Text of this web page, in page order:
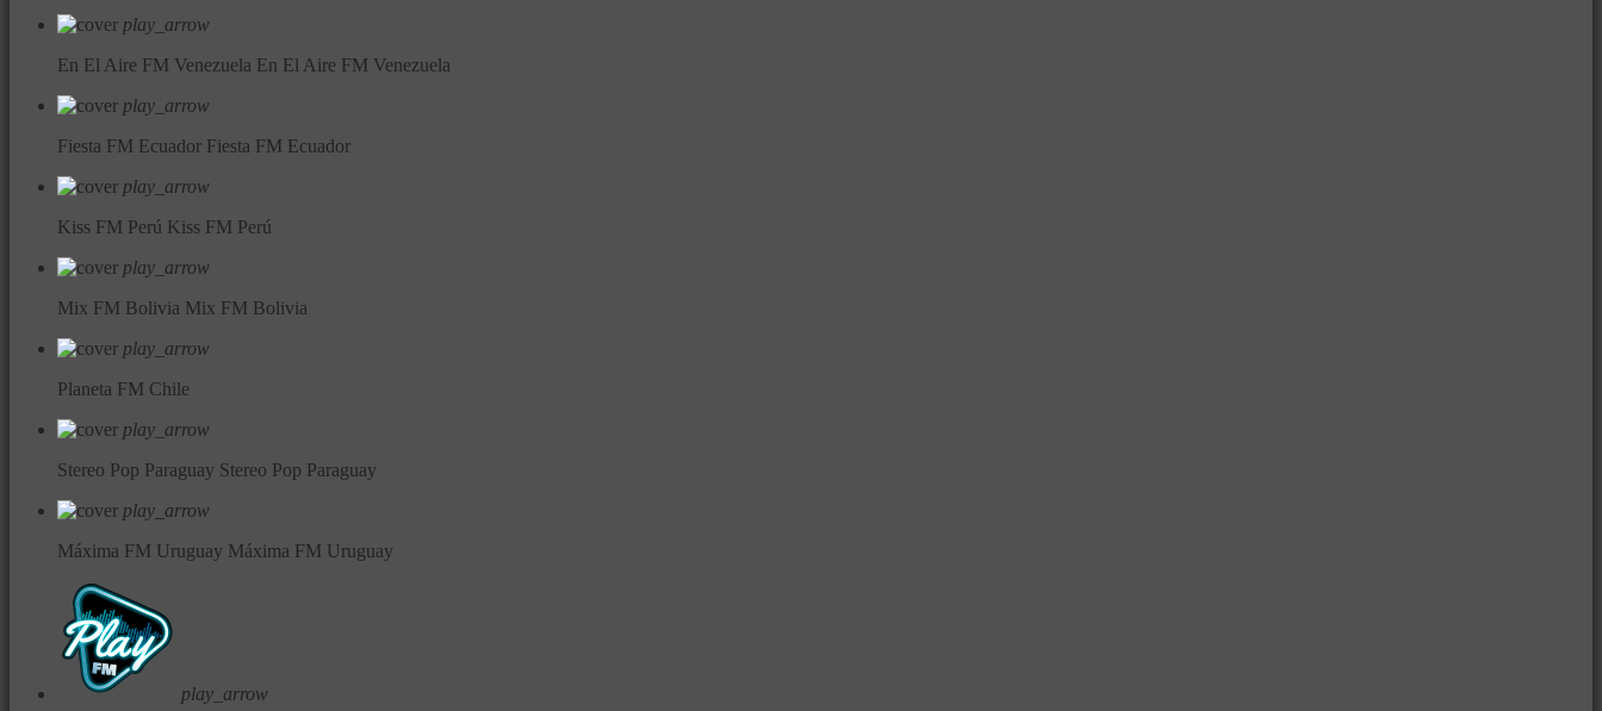
play_arrow
En El Aire FM Venezuela En El Aire FM Venezuela
play_arrow
Fiesta FM Ecuador Fiesta FM Ecuador
play_arrow
Kiss FM Perú Kiss FM Perú
play_arrow
Mix FM Bolivia Mix FM Bolivia
play_arrow
Planeta FM Chile
play_arrow
Stereo Pop Paraguay Stereo Pop Paraguay
play_arrow
Máxima FM Uruguay Máxima FM Uruguay
play_arrow